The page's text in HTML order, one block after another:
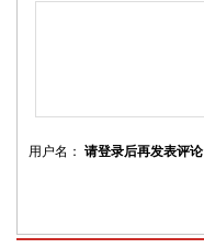
用户名： 请登录后再发表评论